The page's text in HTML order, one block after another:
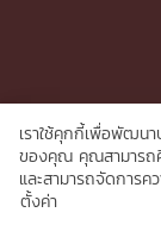
© 2026
เราใช้คุกกี้เพื่อพัฒน
ของคุณ คุณสามารถ
และสามารถจัดการค
ตั้งค่า